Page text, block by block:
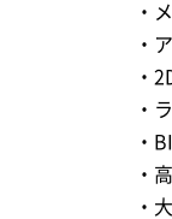
・
・
・
・
・
・
・